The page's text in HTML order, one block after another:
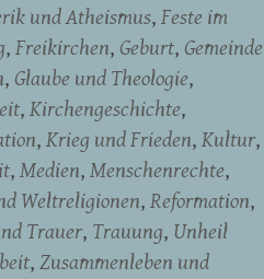
und Atheismus Feste im
Freikirchen Geburt Gemeinde
Glaube und Theologie
Kirchengeschichte
Krieg und Frieden Kultur
Medien Menschenrechte
Weltreligionen Reformation
Trauer Trauung Unheil
Zusammenleben und